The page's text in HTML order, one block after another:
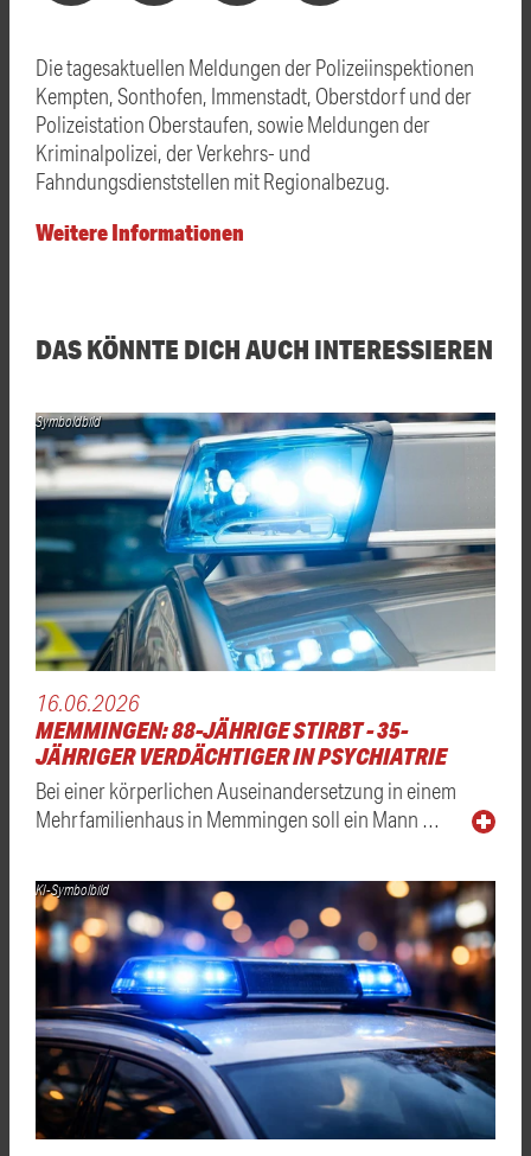
Die tagesaktuellen Meldungen der Polizeiinspektionen
Kempten, Sonthofen, Immenstadt, Oberstdorf und der
Polizeistation Oberstaufen, sowie Meldungen der
Kriminalpolizei, der Verkehrs- und
Fahndungsdienststellen mit Regionalbezug.
Weitere Informationen
DAS KÖNNTE DICH AUCH INTERESSIEREN
Symboldbild
16.06.2026
MEMMINGEN: 88-JÄHRIGE STIRBT - 35-
JÄHRIGER VERDÄCHTIGER IN PSYCHIATRIE
Bei einer körperlichen Auseinandersetzung in einem
Mehrfamilienhaus in Memmingen soll ein Mann …
KI-Symbolbild